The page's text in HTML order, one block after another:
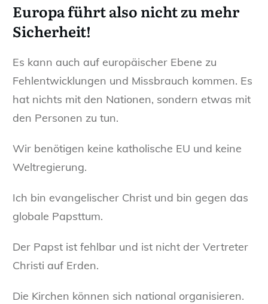
Europa führt also nicht zu mehr
Sicherheit!
Es kann auch auf europäischer Ebene zu
Fehlentwicklungen und Missbrauch kommen. Es
hat nichts mit den Nationen, sondern etwas mit
den Personen zu tun.
Wir benötigen keine katholische EU und keine
Weltregierung.
Ich bin evangelischer Christ und bin gegen das
globale Papsttum.
Der Papst ist fehlbar und ist nicht der Vertreter
Christi auf Erden.
Die Kirchen können sich national organisieren.